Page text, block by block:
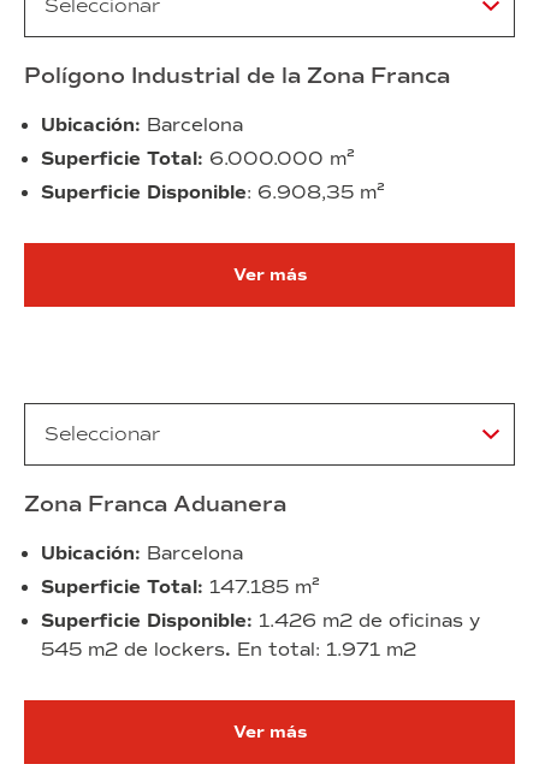
Polígono Industrial de la Zona Franca
Ubicación: Barcelona
Superficie Total: 6.000.000 m²
Superficie Disponible: 6.908,35 m²
Ver más
Zona Franca Aduanera
Ubicación: Barcelona
Superficie Total: 147.185 m²
Superficie Disponible: 1.426 m2 de oficinas y
545 m2 de lockers. En total: 1.971 m2
Ver más